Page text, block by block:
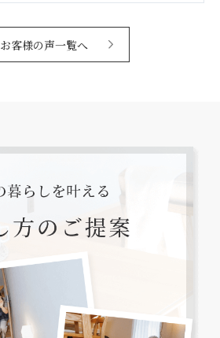
お客様の声一覧へ